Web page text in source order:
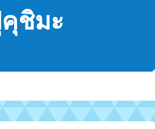
ชิมะ